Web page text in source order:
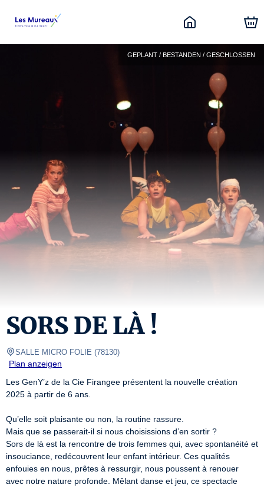
GEPLANT / BESTANDEN / GESCHLOSSEN
SORS DE LÀ !
SALLE MICRO FOLIE (78130)
Plan anzeigen
Les GenY’z de la Cie Firangee présentent la nouvelle création
2025 à partir de 6 ans.
Qu’elle soit plaisante ou non, la routine rassure.
Mais que se passerait-il si nous choisissions d’en sortir ?
Sors de là est la rencontre de trois femmes qui, avec spontanéité et
insouciance, redécouvrent leur enfant intérieur. Ces qualités
enfouies en nous, prêtes à ressurgir, nous poussent à renouer
avec notre nature profonde. Mêlant danse et jeu, ce spectacle